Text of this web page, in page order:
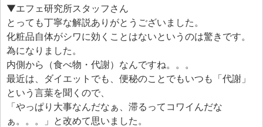
▼エフェ研究所スタッフさん
とっても丁寧な解説ありがとうございました。
化粧品自体がシワに効くことはないというのは驚きです。
為になりました。
内側から（食べ物・代謝）なんですね。。。
最近は、ダイエットでも、便秘のことでもいつも「代謝」
という言葉を聞くので、
「やっぱり大事なんだなぁ、滞るってコワイんだな
ぁ。。。」と改めて思いました。